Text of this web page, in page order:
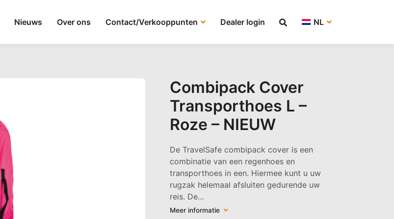
Nieuws Over ons Contact/Verkooppunten Dealer login NL
Combipack Cover
Transporthoes L –
Roze – NIEUW
De TravelSafe combipack cover is een
combinatie van een regenhoes en
transporthoes in een. Hiermee kunt u uw
rugzak helemaal afsluiten gedurende uw
reis. De…
Meer informatie